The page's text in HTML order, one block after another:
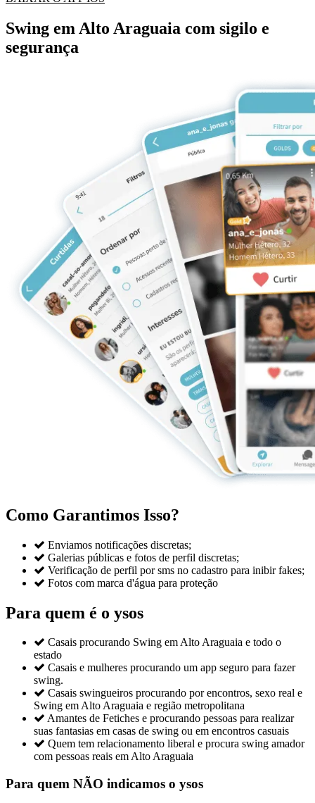
Swing em Alto Araguaia com sigilo e
segurança
Como Garantimos Isso?
 Enviamos notificações discretas;
 Galerias públicas e fotos de perfil discretas;
 Verificação de perfil por sms no cadastro para inibir fakes;
 Fotos com marca d'água para proteção
Para quem é o ysos
 Casais procurando Swing em Alto Araguaia e todo o
estado
 Casais e mulheres procurando um app seguro para fazer
swing.
 Casais swingueiros procurando por encontros, sexo real e
Swing em Alto Araguaia e região metropolitana
 Amantes de Fetiches e procurando pessoas para realizar
suas fantasias em casas de swing ou em encontros casuais
 Quem tem relacionamento liberal e procura swing amador
com pessoas reais em Alto Araguaia
Para quem NÃO indicamos o ysos